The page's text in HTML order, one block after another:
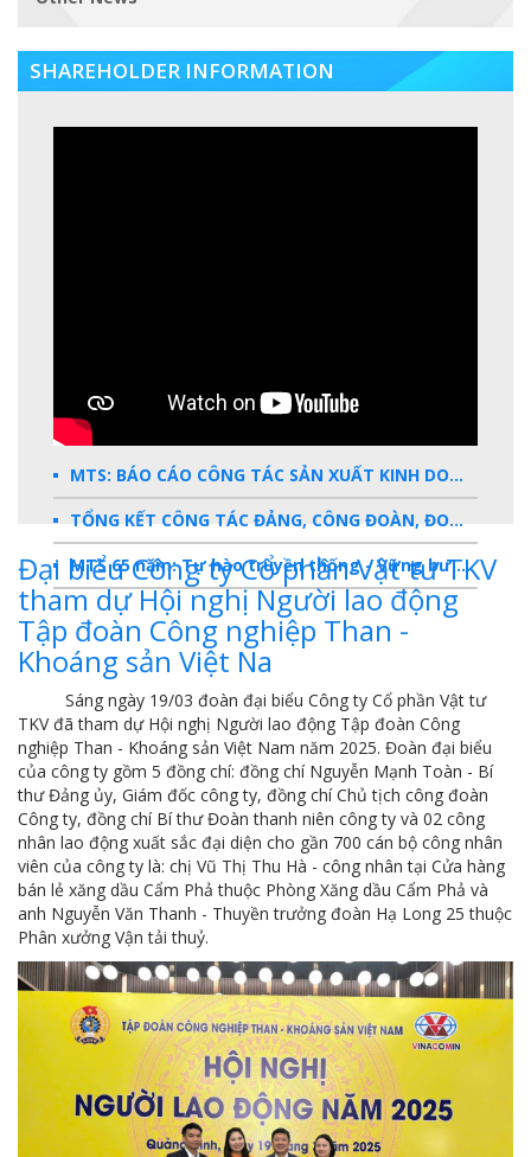
SHAREHOLDER INFORMATION
MTS: BÁO CÁO CÔNG TÁC SẢN XUẤT KINH DOANH 2025
TỔNG KẾT CÔNG TÁC ĐẢNG, CÔNG ĐOÀN, ĐOÀN THANH NIÊN 2025
MTS 65 năm: Tự hào truyền thống - Vững bước Tương lai
Dấu ấn MTS 2024
Báo cáo tổng kết hoạt động SXKD năm 2023
10 sự kiện tiêu biểu năm 2023
MTS -10 sự kiện nổi bật năm 2022
Bản tin số 358- Vinacomin news
COMINLUB - TỰ HÀO CHẶNG ĐƯỜNG 25 NĂM
MTS - Gặp mặt cán bộ ngành than vùng Cẩm Phả
Công ty CP Vật tư TKV quyết liệt phòng chống dịch đảm bảo cung ứng vật tư
TKV đẩy mạnh lộ trình tái cơ cấu
MTS - GIỚI THIỆU SẢN PHẨM COMINLUB HFS
Đại biểu Công ty Cổ phần Vật tư TKV
tham dự Hội nghị Người lao động
Tập đoàn Công nghiệp Than -
Khoáng sản Việt Na
Sáng ngày 19/03 đoàn đại biểu Công ty Cổ phần Vật tư
TKV đã tham dự Hội nghị Người lao động Tập đoàn Công
nghiệp Than - Khoáng sản Việt Nam năm 2025. Đoàn đại biểu
của công ty gồm 5 đồng chí: đồng chí Nguyễn Mạnh Toàn - Bí
thư Đảng ủy, Giám đốc công ty, đồng chí Chủ tịch công đoàn
Công ty, đồng chí Bí thư Đoàn thanh niên công ty và 02 công
nhân lao động xuất sắc đại diện cho gần 700 cán bộ công nhân
viên của công ty là: chị Vũ Thị Thu Hà - công nhân tại Cửa hàng
bán lẻ xăng dầu Cẩm Phả thuộc Phòng Xăng dầu Cẩm Phả và
anh Nguyễn Văn Thanh - Thuyền trưởng đoàn Hạ Long 25 thuộc
Phân xưởng Vận tải thuỷ.